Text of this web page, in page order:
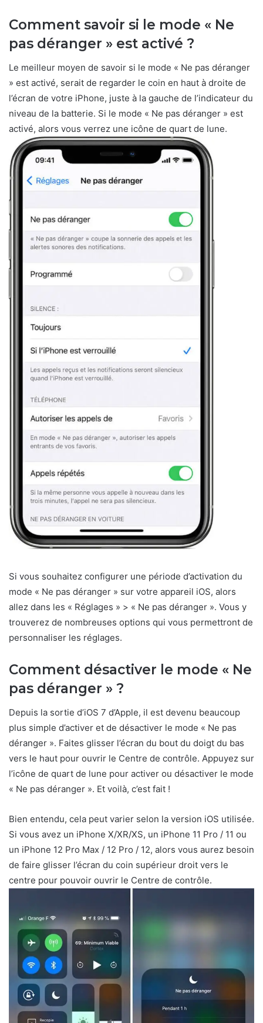
Comment savoir si le mode « Ne
pas déranger » est activé ?
Le meilleur moyen de savoir si le mode « Ne pas déranger
» est activé, serait de regarder le coin en haut à droite de
l’écran de votre iPhone, juste à la gauche de l’indicateur du
niveau de la batterie. Si le mode « Ne pas déranger » est
activé, alors vous verrez une icône de quart de lune.
Si vous souhaitez configurer une période d’activation du
mode « Ne pas déranger » sur votre appareil iOS, alors
allez dans les « Réglages » > « Ne pas déranger ». Vous y
trouverez de nombreuses options qui vous permettront de
personnaliser les réglages.
Comment désactiver le mode « Ne
pas déranger » ?
Depuis la sortie d’iOS 7 d’Apple, il est devenu beaucoup
plus simple d’activer et de désactiver le mode « Ne pas
déranger ». Faites glisser l’écran du bout du doigt du bas
vers le haut pour ouvrir le Centre de contrôle. Appuyez sur
l’icône de quart de lune pour activer ou désactiver le mode
« Ne pas déranger ». Et voilà, c’est fait !
Bien entendu, cela peut varier selon la version iOS utilisée.
Si vous avez un iPhone X/XR/XS, un iPhone 11 Pro / 11 ou
un iPhone 12 Pro Max / 12 Pro / 12, alors vous aurez besoin
de faire glisser l’écran du coin supérieur droit vers le
centre pour pouvoir ouvrir le Centre de contrôle.